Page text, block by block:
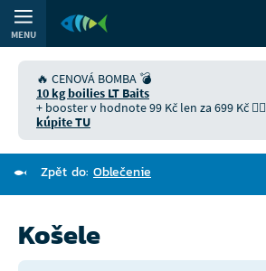
MENU
🔥 CENOVÁ BOMBA 💣
10 kg boilies LT Baits
+ booster v hodnote 99 Kč len za 699 Kč 👉🏻
kúpite TU
Zpět do: Oblečenie
Košele